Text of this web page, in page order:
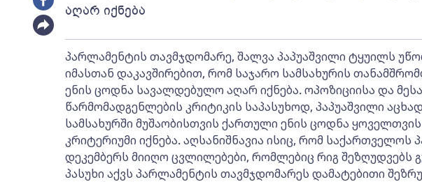
აღარ იქნება
პარლამენტის თავმჯდომარე, შალვა პაპუაშვილი ტყუილს
იმასთან დაკავშირებით, რომ საჯარო სამსახურის
ენის ცოდნა სავალდებულო აღარ იქნება. ოპოზიციისა და
წარმომადგენლების კრიტიკის საპასუხოდ, პაპუაშვილი
სამსახურში მუშაობისთვის ქართული ენის ცოდნა
კრიტერიუმი იქნება. აღსანიშნავია ისიც, რომ საქართველოს
დეკემბერს მიიღო ცვლილებები, რომლებიც რიგ შეზღუდვებს
პასუხი აქვს პარლამენტის თავმჯდომარეს დამატებითი